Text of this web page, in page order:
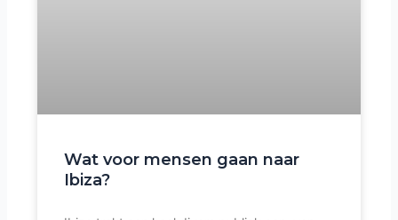
Wat voor mensen gaan naar
Ibiza?